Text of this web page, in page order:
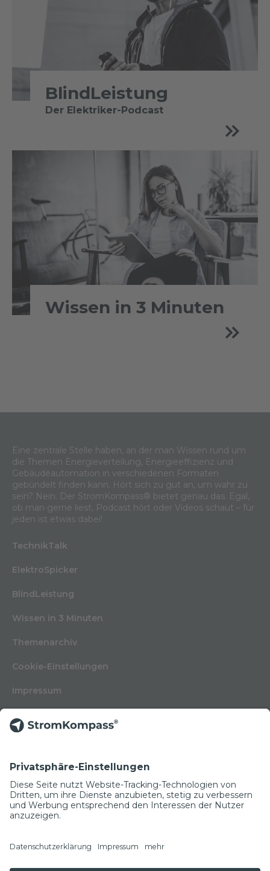
BlindLeistung
Der Elektriker-Podcast
Wissen in 3 Minuten
Eine zentrale Stelle haben, an der man Wissen rund um
die Themen Energieverteilung, Energieeffizienz und
Gebäudeautomation in verschiedenen Formaten
gebündelt finden kann. Hört sich zu gut an, um wahr zu
sein? Nein. Der StromKompass® bietet genau das. Egal,
ob man gerne liest, Podcast hört oder Videos schaut – für
jeden ist etwas dabei!
TechnikTalk
ElektroSpicker
BlindLeistung
Wissen in 3 Minuten
Themenarchiv
Cookie-Einstellungen
Impressum
Kontakt
Glossar